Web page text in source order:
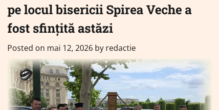
pe locul bisericii Spirea Veche a
fost sfințită astăzi
Posted on mai 12, 2026 by redactie